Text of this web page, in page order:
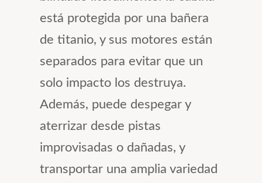
está protegida por una bañera
de titanio, y sus motores están
separados para evitar que un
solo impacto los destruya.
Además, puede despegar y
aterrizar desde pistas
improvisadas o dañadas, y
transportar una amplia variedad